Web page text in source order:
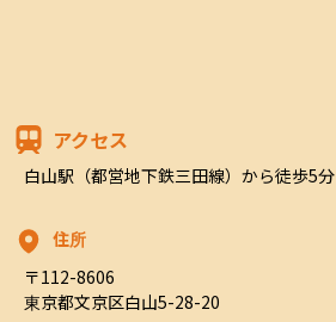
アクセス
白山駅（都営地下鉄三田線）から徒歩5分
住所
〒112-8606
東京都文京区白山5-28-20